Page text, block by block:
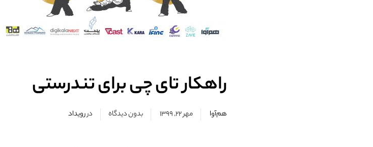
راهکار تای چی برای تندرستی
هم‌آوا مهر ۲۲, ۱۳۹۹ بدون دیدگاه دررویداد